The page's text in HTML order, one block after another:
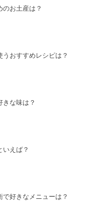
のお土産は？
うおすすめレシピは？
きな味は？
いえば？
で好きなメニューは？